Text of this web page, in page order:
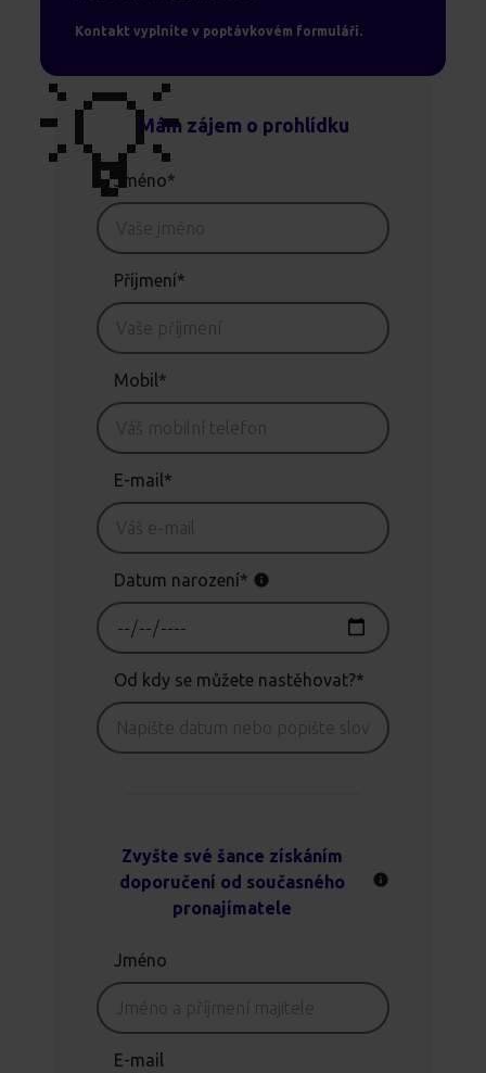
Kontakt vyplníte v poptávkovém formuláři.
💡Mám zájem o prohlídku
Jméno*
Příjmení*
Mobil*
E-mail*
Datum narození*
Od kdy se můžete nastěhovat?*
Zvyšte své šance získáním
doporučení od současného
pronajímatele
Jméno
E-mail